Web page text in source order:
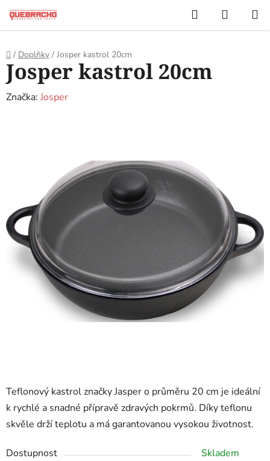
obsah
Hledat
KOŠÍK
Domů
/ Doplňky / Josper kastrol 20cm
Teflonový kastrol značky Jasper o průměru 20 cm je ideální
k rychlé a snadné přípravě zdravých pokrmů. Díky teflonu
skvěle drží teplotu a má garantovanou vysokou životnost.
Dostupnost
Skladem
Josper kastrol 20cm
Značka: Josper